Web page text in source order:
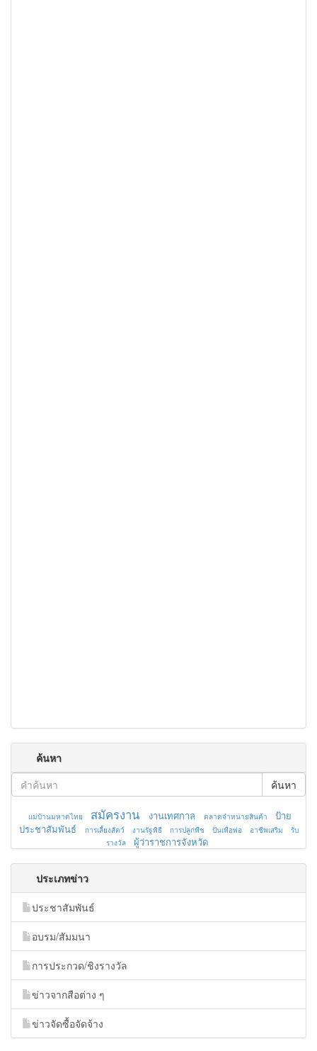
ค้นหา
ค้นหา
แม่บ้านมหาดไทย สมัครงาน งานเทศกาล ตลาดจำหน่ายสินค้า
ป้าย
ประชาสัมพันธ์
การเลี้ยงสัตว์ งานรัฐพิธี การปลูกพืช ปั่นเพื่อพ่อ อาชีพเสริม
รับ
รางวัล
ผู้ว่าราชการจังหวัด
ประเภทข่าว
ประชาสัมพันธ์
อบรม/สัมมนา
การประกวด/ชิงรางวัล
ข่าวจากสือต่าง ๆ
ข่าวจัดซื้อจัดจ้าง